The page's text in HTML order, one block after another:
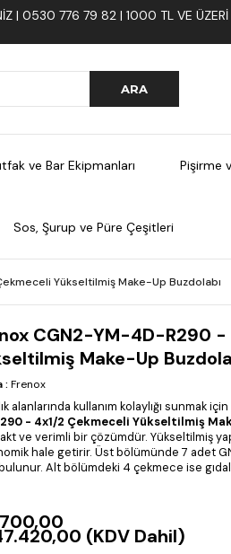
| 0530 776 79 82 | 1000 TL VE ÜZERI
ve Bar Ekipmanları Pişirme
Sos, Şurup ve Püre Çeşitleri
Yükseltilmiş Make-Up Buzdolabı
CGN2-YM-4D-R290
Make-Up
: Frenox
alanlarında kullanım kolaylığı sunmak
- 4x1/2 Çekmeceli Yükseltilmiş
ve verimli bir çözümdür. Yükseltilmiş
hale getirir. Üst bölümünde 7 adet
bulunur. Alt bölümdeki 4 çekmece ise
(KDV Dahil)